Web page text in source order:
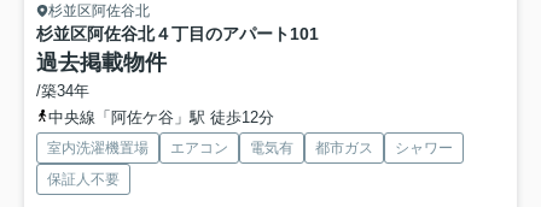
杉並区阿佐谷北
杉並区阿佐谷北４丁目のアパート101
過去掲載物件
/築34年
中央線「阿佐ケ谷」駅 徒歩12分
室内洗濯機置場 エアコン 電気有 都市ガス
シャワー
保証人不要